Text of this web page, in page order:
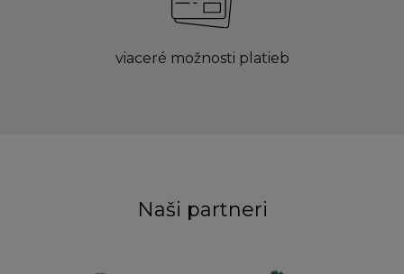
viaceré možnosti platieb
Naši partneri